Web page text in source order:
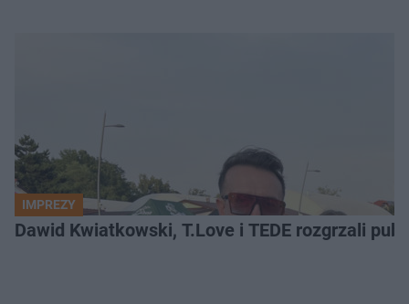
IMPREZY
Dawid Kwiatkowski, T.Love i TEDE rozgrzali